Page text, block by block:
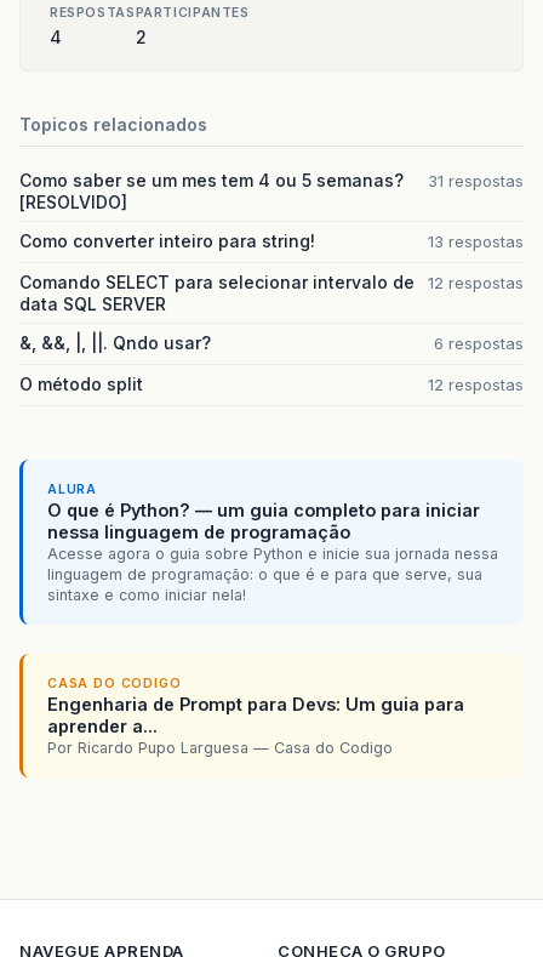
RESPOSTAS
4
PARTICIPANTES
2
Topicos relacionados
Como saber se um mes tem 4 ou 5 semanas?
[RESOLVIDO]
31 respostas
Como converter inteiro para string! 13 respostas
Comando SELECT para selecionar intervalo de
data SQL SERVER
12 respostas
&, &&, |, ||. Qndo usar? 6 respostas
O método split 12 respostas
ALURA
O que é Python? — um guia completo para iniciar
nessa linguagem de programação
Acesse agora o guia sobre Python e inicie sua jornada nessa
linguagem de programação: o que é e para que serve, sua
sintaxe e como iniciar nela!
CASA DO CODIGO
Engenharia de Prompt para Devs: Um guia para
aprender a...
Por Ricardo Pupo Larguesa — Casa do Codigo
NAVEGUE APRENDA CONHECA O GRUPO